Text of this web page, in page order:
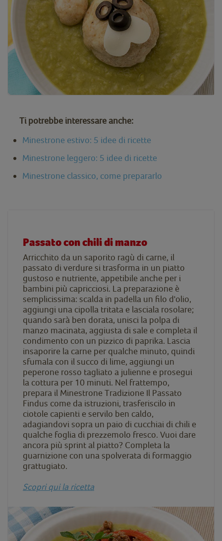
Passato con chili di manzo
Arricchito da un saporito ragù di carne, il
passato di verdure si trasforma in un piatto
gustoso e nutriente, appetibile anche per i
bambini più capricciosi. La preparazione è
semplicissima: scalda in padella un filo d'olio,
aggiungi una cipolla tritata e lasciala rosolare;
quando sarà ben dorata, unisci la polpa di
manzo macinata, aggiusta di sale e completa il
condimento con un pizzico di paprika. Lascia
insaporire la carne per qualche minuto, quindi
sfumala con il succo di lime, aggiungi un
peperone rosso tagliato a julienne e prosegui
la cottura per 10 minuti. Nel frattempo,
prepara il Minestrone Tradizione Il Passato
Findus come da istruzioni, trasferiscilo in
ciotole capienti e servilo ben caldo,
adagiandovi sopra un paio di cucchiai di chili e
qualche foglia di prezzemolo fresco. Vuoi dare
ancora più sprint al piatto? Completa la
guarnizione con una spolverata di formaggio
grattugiato.
Scopri qui la ricetta
Ti potrebbe interessare anche:
Minestrone estivo: 5 idee di ricette
Minestrone leggero: 5 idee di ricette
Minestrone classico, come prepararlo